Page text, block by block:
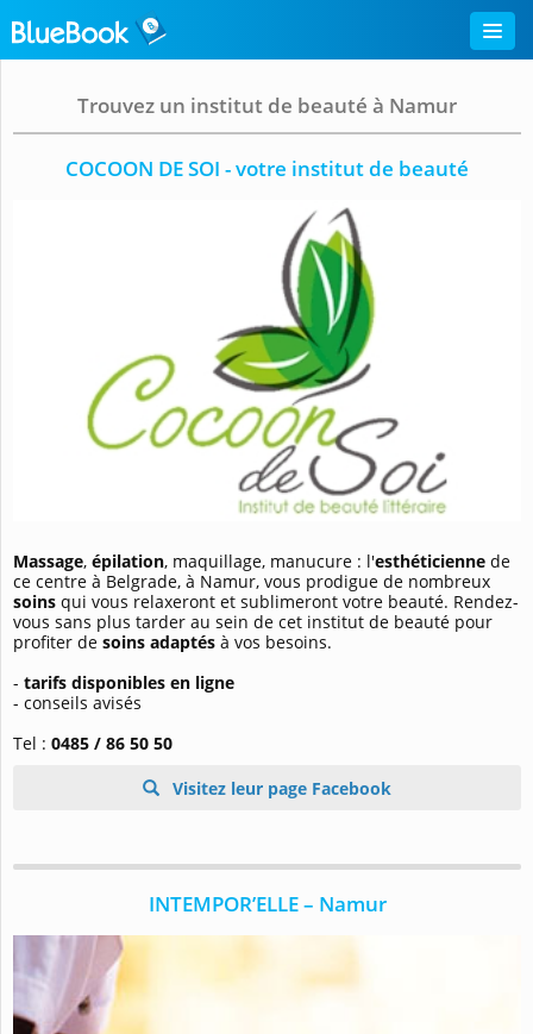
Trouvez un institut de beauté à Namur
COCOON DE SOI - votre institut de beauté
Massage, épilation, maquillage, manucure : l'esthéticienne de
ce centre à Belgrade, à Namur, vous prodigue de nombreux
soins qui vous relaxeront et sublimeront votre beauté. Rendez-
vous sans plus tarder au sein de cet institut de beauté pour
profiter de soins adaptés à vos besoins.
- tarifs disponibles en ligne
- conseils avisés
Tel : 0485 / 86 50 50
Visitez leur page Facebook
INTEMPOR’ELLE – Namur